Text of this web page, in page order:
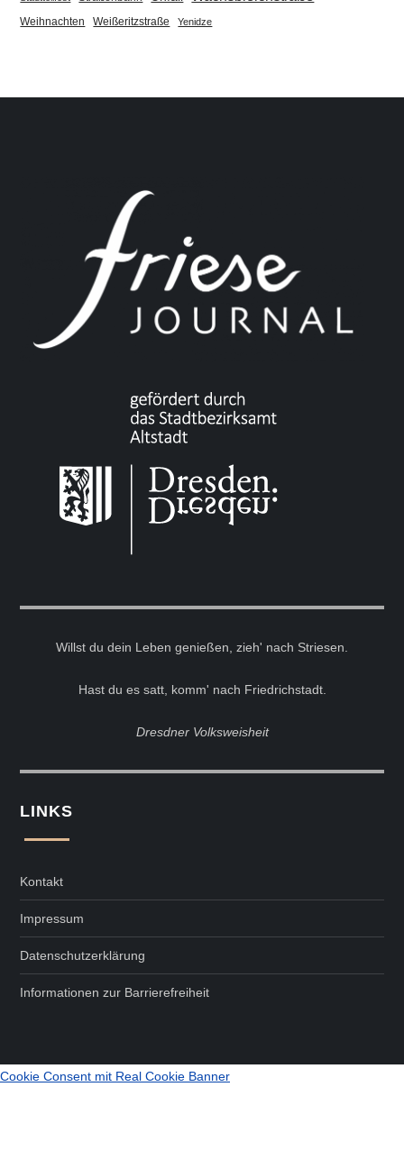
Weihnachten Weißeritzstraße Yenidze
Willst du dein Leben genießen, zieh' nach Striesen.
Hast du es satt, komm' nach Friedrichstadt.
Dresdner Volksweisheit
LINKS
Kontakt
Impressum
Datenschutzerklärung
Informationen zur Barrierefreiheit
Cookie Consent mit Real Cookie Banner